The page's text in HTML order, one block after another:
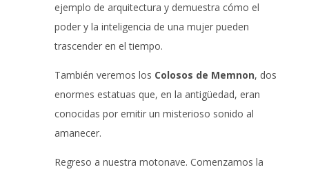
ejemplo de arquitectura y demuestra cómo el
poder y la inteligencia de una mujer pueden
trascender en el tiempo.
También veremos los Colosos de Memnon, dos
enormes estatuas que, en la antigüedad, eran
conocidas por emitir un misterioso sonido al
amanecer.
Regreso a nuestra motonave. Comenzamos la